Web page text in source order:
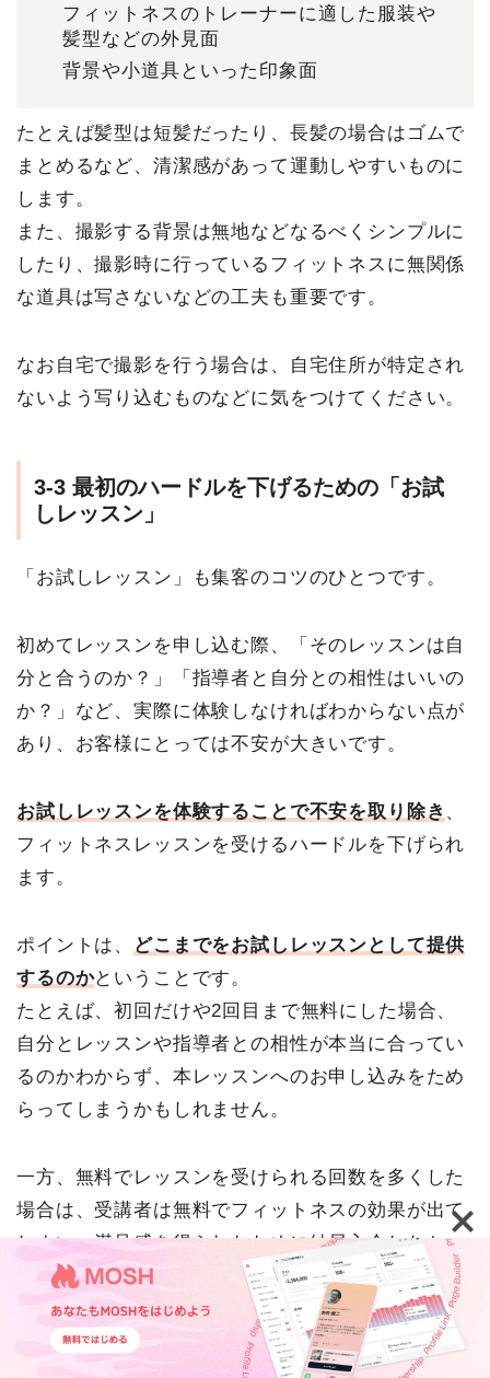
フィットネスのトレーナーに適した服装や
髪型などの外見面
背景や小道具といった印象面
たとえば髪型は短髪だったり、長髪の場合はゴムで
まとめるなど、清潔感があって運動しやすいものに
します。
また、撮影する背景は無地などなるべくシンプルに
したり、撮影時に行っているフィットネスに無関係
な道具は写さないなどの工夫も重要です。
なお自宅で撮影を行う場合は、自宅住所が特定され
ないよう写り込むものなどに気をつけてください。
3-3 最初のハードルを下げるための「お試
しレッスン」
「お試しレッスン」も集客のコツのひとつです。
初めてレッスンを申し込む際、「そのレッスンは自
分と合うのか？」「指導者と自分との相性はいいの
か？」など、実際に体験しなければわからない点が
あり、お客様にとっては不安が大きいです。
お試しレッスンを体験することで不安を取り除き 、
フィットネスレッスンを受けるハードルを下げられ
ます。
ポイントは、
どこまでをお試しレッスンとして提供
するのかということです。
たとえば、初回だけや2回目まで無料にした場合、
自分とレッスンや指導者との相性が本当に合ってい
るのかわからず、本レッスンへのお申し込みをため
らってしまうかもしれません。
一方、無料でレッスンを受けられる回数を多くした
場合は、受講者は無料でフィットネスの効果が出て
しまい、満足感を得られたために結局入会しなかっ
たということもあります。
そのため、どこまでをお試しレッスンとして提供す
活用事例 ウェビナー・イベント